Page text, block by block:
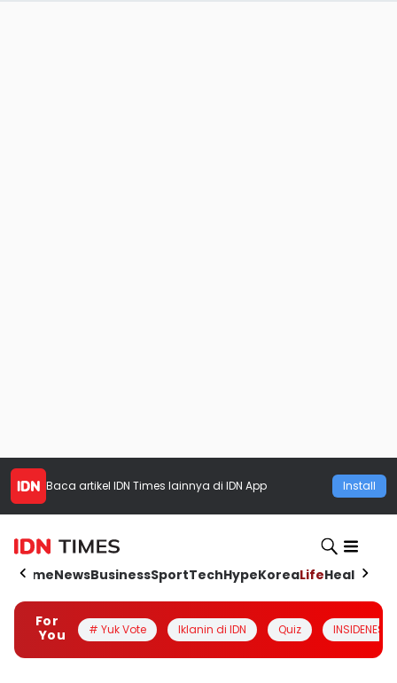
Baca artikel IDN Times lainnya di IDN App Install
HomeNewsBusinessSportTechHypeKoreaLifeHealth
For
You
# Yuk Vote Iklanin di IDN Quiz INSIDENESIA